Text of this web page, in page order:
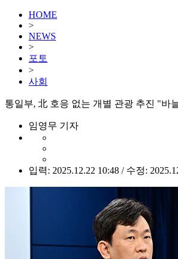
HOME
>
NEWS
>
포토
>
사회
통일부, 北 호응 없는 개별 관광 추진 "바
임영무 기자
입력: 2025.12.22 10:48 / 수정: